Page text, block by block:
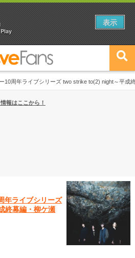
10周年ライブシリーズ two strike to(2) night～平成
年上半期編発表！
報はここから！
年ライブシリーズ
幕編・柳ケ瀬
表示